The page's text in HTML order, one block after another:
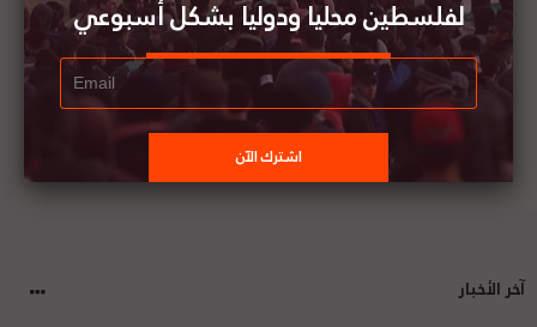
آخر الأخبار
لفلسطين محليا ودوليا بشكل أسبوعي